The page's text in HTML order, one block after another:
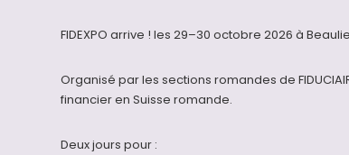
FIDEXPO arrive ! les 29–30 octobre 2026 à
Organisé par les sections romandes de
financier en Suisse romande.
Deux jours pour :